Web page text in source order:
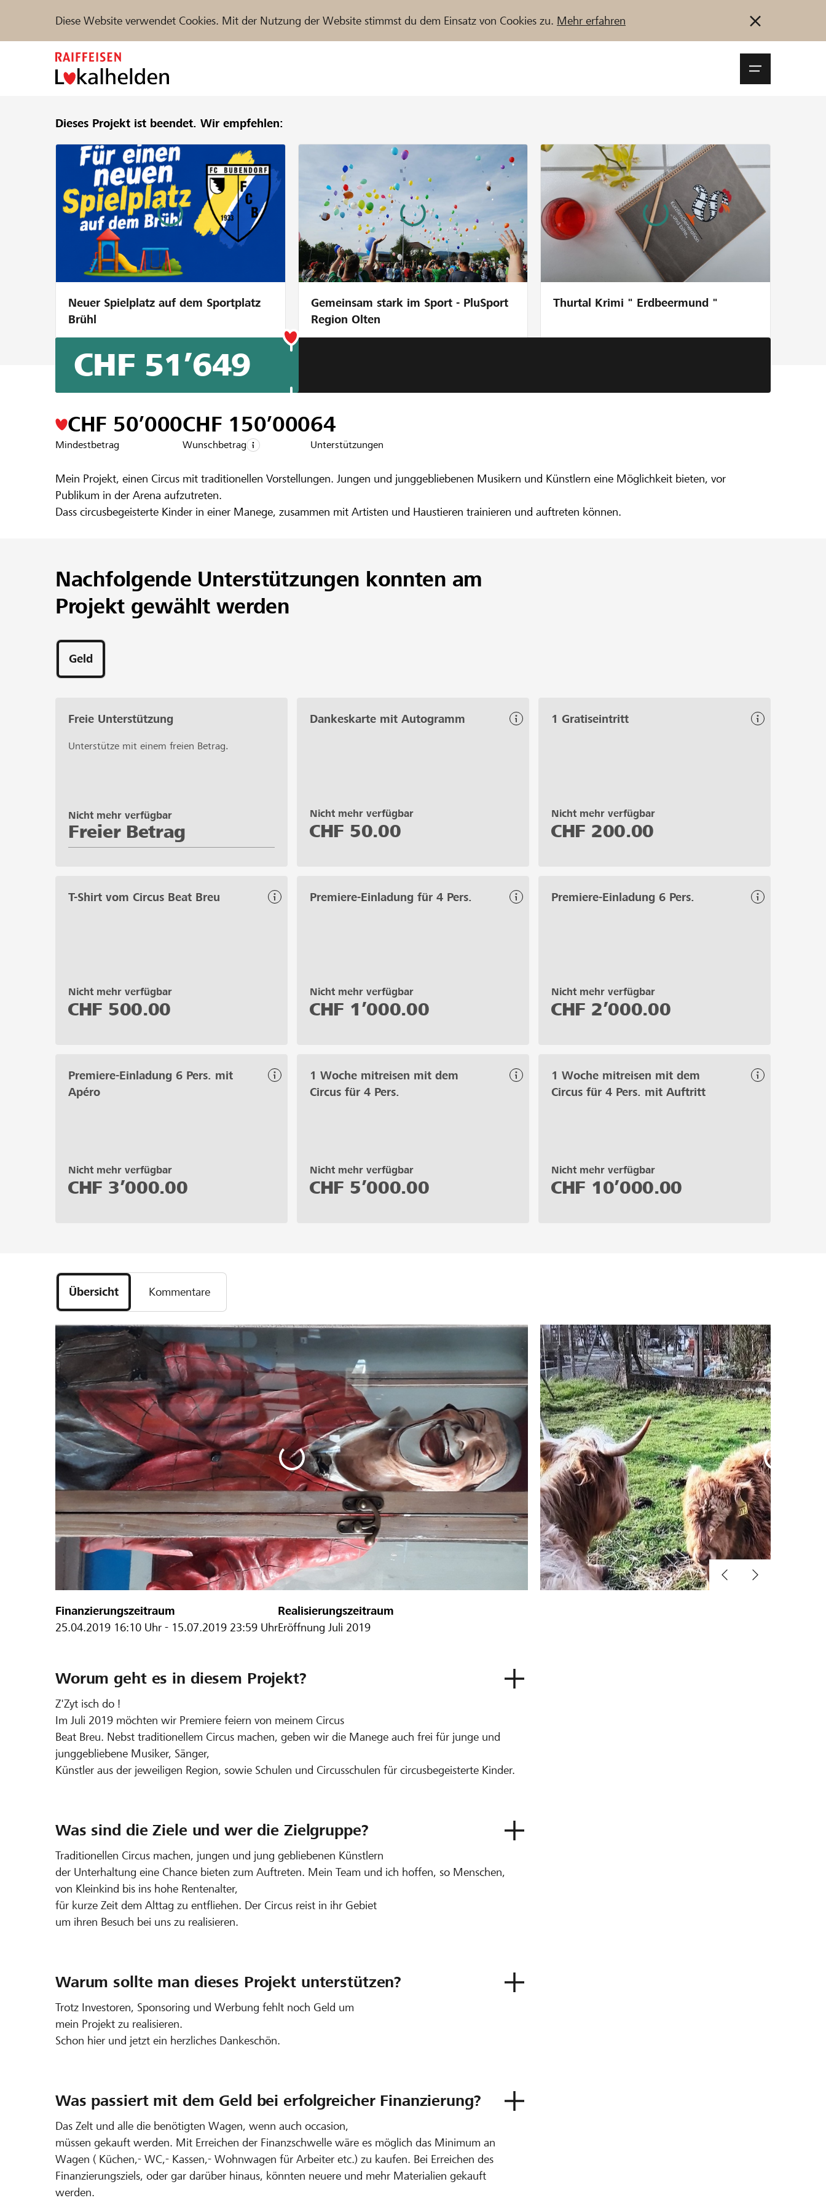
Diese Website verwendet Cookies. Mit der Nutzung der Website stimmst du dem Einsatz von Cookies zu. Mehr erfahren
Unterstützen Hilfe & Support Partner / Raiffeisenbank
Projekte und Organisationen finden Jetzt starten
FR IT
Dieses Projekt ist beendet. Wir empfehlen:
Neuer Spielplatz auf dem Sportplatz
Brühl
Gemeinsam stark im Sport - PluSport
Region Olten
Thurtal Krimi " Erdbeermund "
Circus Beat Breu
Ein Projekt aus der Region derRaiffeisenbank Diepoldsau-Schmitter
Mein Projekt, einen Circus mit traditionellen Vorstellungen. Jungen und junggebliebenen Musikern und Künstlern eine Möglichkeit bieten, vor
Publikum in der Arena aufzutreten.
Dass circusbegeisterte Kinder in einer Manege, zusammen mit Artisten und Haustieren trainieren und auftreten können.
CHF 51’649
CHF 50’000
Mindestbetrag
CHF 150’000
Wunschbetrag
64
Unterstützungen
Nachfolgende Unterstützungen konnten am
Projekt gewählt werden
Geld
Freie Unterstützung
Unterstütze mit einem freien Betrag.
Freier Betrag
Nicht mehr verfügbar
Dankeskarte mit Autogramm
Nicht mehr verfügbar
CHF 50.00
1 Gratiseintritt
Nicht mehr verfügbar
CHF 200.00
T-Shirt vom Circus Beat Breu
Nicht mehr verfügbar
CHF 500.00
Premiere-Einladung für 4 Pers.
Nicht mehr verfügbar
CHF 1’000.00
Premiere-Einladung 6 Pers.
Nicht mehr verfügbar
CHF 2’000.00
Premiere-Einladung 6 Pers. mit
Apéro
Nicht mehr verfügbar
CHF 3’000.00
1 Woche mitreisen mit dem
Circus für 4 Pers.
Nicht mehr verfügbar
CHF 5’000.00
1 Woche mitreisen mit dem
Circus für 4 Pers. mit Auftritt
Nicht mehr verfügbar
CHF 10’000.00
Übersicht Kommentare
Finanzierungszeitraum
25.04.2019 16:10 Uhr - 15.07.2019 23:59 Uhr
Realisierungszeitraum
Eröffnung Juli 2019
Worum geht es in diesem Projekt?
Z'Zyt isch do !
Im Juli 2019 möchten wir Premiere feiern von meinem Circus
Beat Breu. Nebst traditionellem Circus machen, geben wir die Manege auch frei für junge und
junggebliebene Musiker, Sänger,
Künstler aus der jeweiligen Region, sowie Schulen und Circusschulen für circusbegeisterte Kinder.
Was sind die Ziele und wer die Zielgruppe?
Traditionellen Circus machen, jungen und jung gebliebenen Künstlern
der Unterhaltung eine Chance bieten zum Auftreten. Mein Team und ich hoffen, so Menschen,
von Kleinkind bis ins hohe Rentenalter,
für kurze Zeit dem Alttag zu entfliehen. Der Circus reist in ihr Gebiet
um ihren Besuch bei uns zu realisieren.
Warum sollte man dieses Projekt unterstützen?
Trotz Investoren, Sponsoring und Werbung fehlt noch Geld um
mein Projekt zu realisieren.
Schon hier und jetzt ein herzliches Dankeschön.
Was passiert mit dem Geld bei erfolgreicher Finanzierung?
Das Zelt und alle die benötigten Wagen, wenn auch occasion,
müssen gekauft werden. Mit Erreichen der Finanzschwelle wäre es möglich das Minimum an
Wagen ( Küchen,- WC,- Kassen,- Wohnwagen für Arbeiter etc.) zu kaufen. Bei Erreichen des
Finanzierungsziels, oder gar darüber hinaus, könnten neuere und mehr Materialien gekauft
werden.